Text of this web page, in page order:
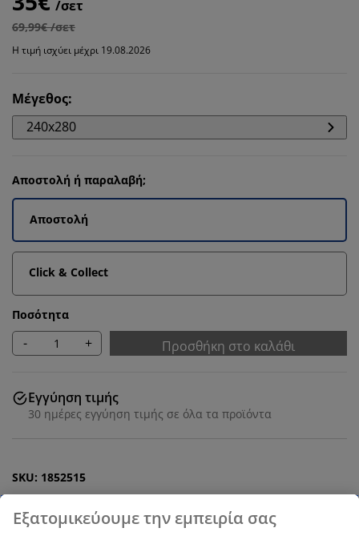
/σετ
69,99€ /σετ
Η τιμή ισχύει μέχρι 19.08.2026
Μέγεθος:
240x280
Αποστολή ή παραλαβή;
Αποστολή
Click & Collect
Ποσότητα
- + Προσθήκη στο καλάθι
Εγγύηση τιμής
30 ημέρες εγγύηση τιμής σε όλα τα προϊόντα
SKU: 1852515